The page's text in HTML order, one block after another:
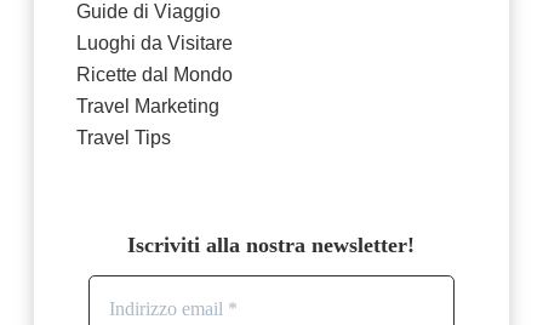
Guide di Viaggio
Luoghi da Visitare
Ricette dal Mondo
Travel Marketing
Travel Tips
Iscriviti alla nostra newsletter!